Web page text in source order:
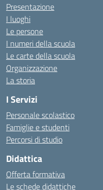
Presentazione
I luoghi
Le persone
I numeri della scuola
Le carte della scuola
Organizzazione
La storia
I Servizi
Personale scolastico
Famiglie e studenti
Percorsi di studio
Didattica
Offerta formativa
Le schede didattiche